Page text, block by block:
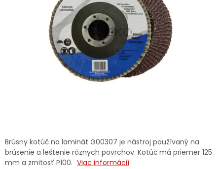
Domácnosť
Ochranné pracovné pomôcky
Brúsny kotúč na laminát G00307 je nástroj používaný na
brúsenie a leštenie rôznych povrchov. Kotúč má priemer 125
mm a zrnitosť P100. Viac informácií